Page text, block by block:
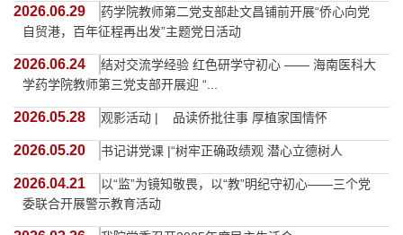
2026.06.29
药学院教师第二党支部赴文昌铺前开展“侨心向党
自贸港，百年征程再出发”主题党日活动
2026.06.24
结对交流学经验 红色研学守初心 —— 海南医科大
学药学院教师第三党支部开展迎 “...
2026.05.28 观影活动 | 品读侨批往事 厚植家国情怀
2026.05.20 书记讲党课 |“树牢正确政绩观 潜心立德树人
2026.04.21
以“监”为镜知敬畏，以“教”明纪守初心——三个党
委联合开展警示教育活动